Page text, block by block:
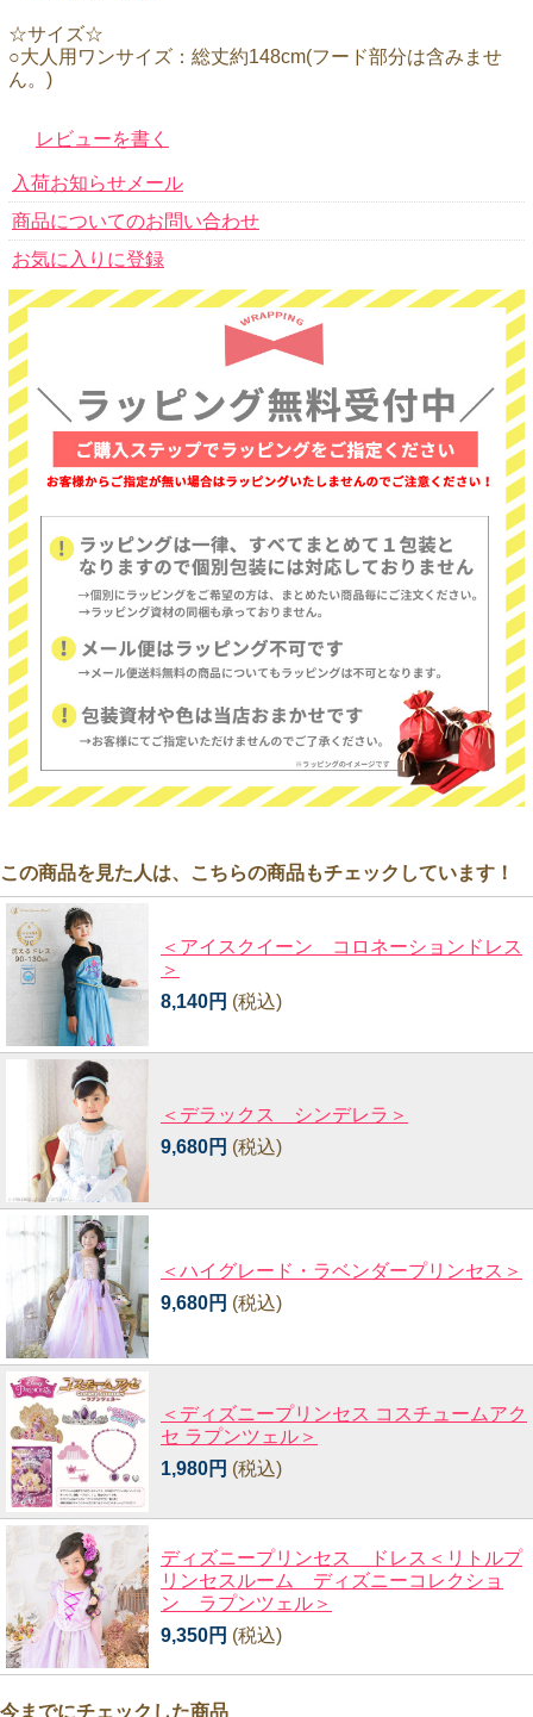
☆サイズ☆
○大人用ワンサイズ：総丈約148cm(フード部分は含みませ
ん。)
レビューを書く
入荷お知らせメール
商品についてのお問い合わせ
お気に入りに登録
この商品を見た人は、こちらの商品もチェックしています！
＜アイスクイーン コロネーションドレス
＞
8,140円 (税込)
＜デラックス シンデレラ＞
9,680円 (税込)
＜ハイグレード・ラベンダープリンセス＞
9,680円 (税込)
＜ディズニープリンセス コスチュームアク
セ ラプンツェル＞
1,980円 (税込)
ディズニープリンセス ドレス＜リトルプ
リンセスルーム ディズニーコレクショ
ン ラプンツェル＞
9,350円 (税込)
今までにチェックした商品